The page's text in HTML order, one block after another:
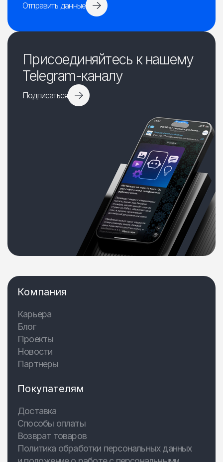
Отправить данные
Присоединяйтесь к нашему
Telegram-каналу
Подписаться
Компания
Карьера
Блог
Проекты
Новости
Партнеры
Покупателям
Доставка
Способы оплаты
Возврат товаров
Политика обработки персональных данных